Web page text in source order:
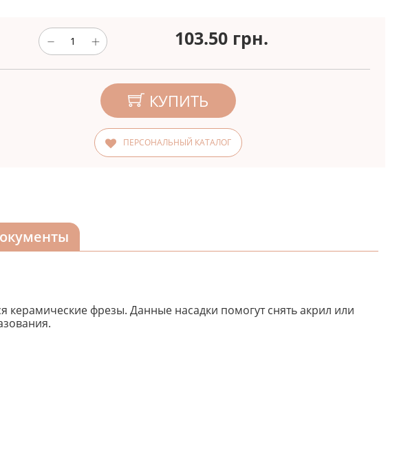
103.50 грн.
КУПИТЬ
ПЕРСОНАЛЬНЫЙ КАТАЛОГ
фрезы. Данные насадки помогут снять акрил или